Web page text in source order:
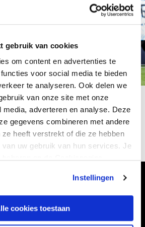
gebruik van cookies
om content en advertenties te
voor social media te bieden
te analyseren. Ook delen we
van onze site met onze
adverteren en analyse. Deze
gegevens combineren met andere
ze heeft verstrekt of die ze hebben
uw gebruik van hun services. Je
Instellingen
cookies toestaan